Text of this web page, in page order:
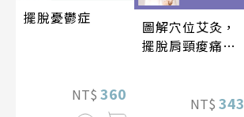
擺脫憂鬱症
NT$ 360
圖解穴位艾灸，
擺脫肩頸痠痛、
NT$ 343